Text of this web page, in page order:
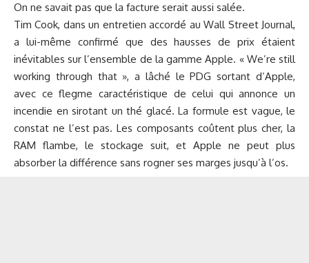
On ne savait pas que la facture serait aussi salée.
Tim Cook, dans un entretien accordé auWall Street Journal,
a lui-même confirmé que des hausses de prix étaient
inévitables sur l’ensemble de la gamme Apple. « We’re still
working through that », a lâché le PDG sortant d’Apple,
avec ce flegme caractéristique de celui qui annonce un
incendie en sirotant un thé glacé. La formule est vague, le
constat ne l’est pas. Les composants coûtent plus cher, la
RAM flambe, le stockage suit, et Apple ne peut plus
absorber la différence sans rogner ses marges jusqu’à l’os.